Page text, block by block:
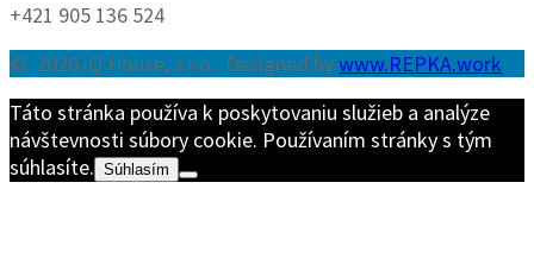
+421 905 136 524
© 2026 iQ House, s.r.o.. Designed bywww.REPKA.work
Táto stránka používa k poskytovaniu služieb a analýze
návštevnosti súbory cookie. Používaním stránky s tým
súhlasíte. Súhlasím